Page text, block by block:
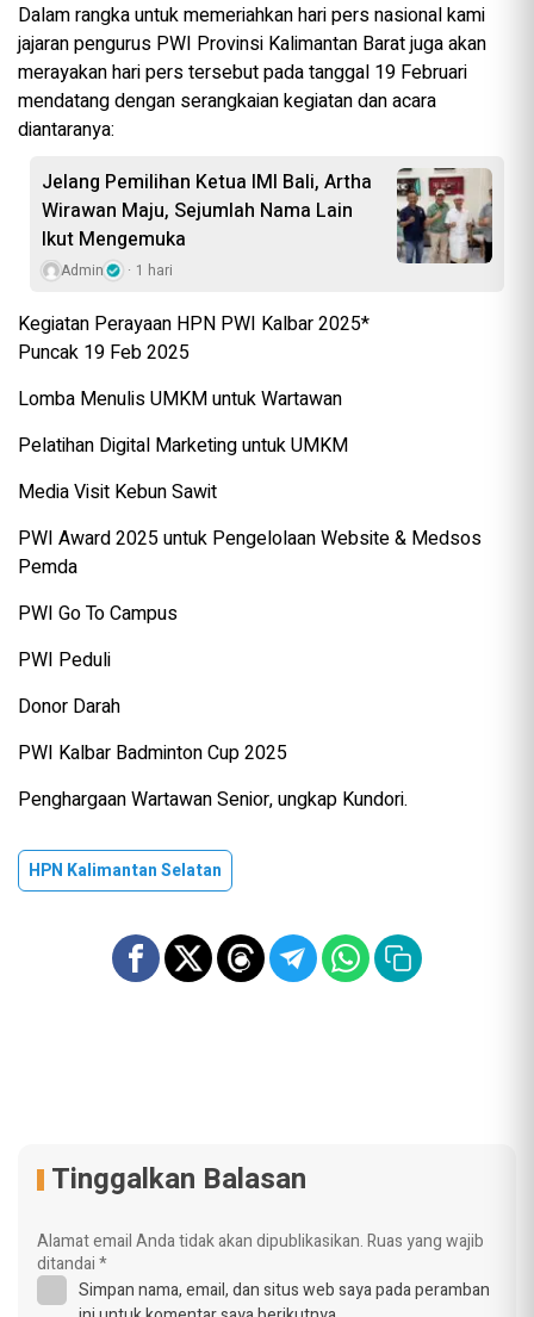
Dalam rangka untuk memeriahkan hari pers nasional kami
jajaran pengurus PWI Provinsi Kalimantan Barat juga akan
merayakan hari pers tersebut pada tanggal 19 Februari
mendatang dengan serangkaian kegiatan dan acara
diantaranya:
Jelang Pemilihan Ketua IMI Bali, Artha
Wirawan Maju, Sejumlah Nama Lain
Ikut Mengemuka
Admin 1 hari
Kegiatan Perayaan HPN PWI Kalbar 2025*
Puncak 19 Feb 2025
Lomba Menulis UMKM untuk Wartawan
Pelatihan Digital Marketing untuk UMKM
Media Visit Kebun Sawit
PWI Award 2025 untuk Pengelolaan Website & Medsos
Pemda
PWI Go To Campus
PWI Peduli
Donor Darah
PWI Kalbar Badminton Cup 2025
Penghargaan Wartawan Senior, ungkap Kundori.
HPN Kalimantan Selatan
Tinggalkan Balasan
Alamat email Anda tidak akan dipublikasikan.Ruas yang wajib
ditandai*
Simpan nama, email, dan situs web saya pada peramban